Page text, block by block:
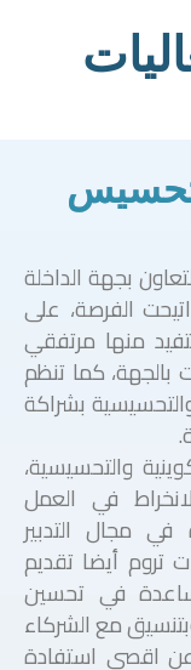
بجهة الداخلة
الفرصة، على
منها مرتفقي
بالجهة، كما تنظم
بشراكة
والتحسيسية،
في العمل
في مجال التدبير
تروم أيضا تقديم
في تحسين
وبتنسيق مع الشركاء
عن اقصى استفادة